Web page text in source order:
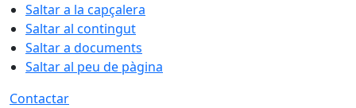
Saltar a la capçalera
Saltar al contingut
Saltar a documents
Saltar al peu de pàgina
Contactar